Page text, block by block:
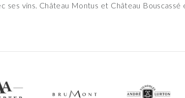
ses vins. Château Montus et Château Bouscassé